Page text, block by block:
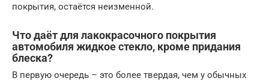
покрытия, остаётся неизменной.
Что даёт для лакокрасочного покрытия
автомобиля жидкое стекло, кроме придания
блеска?
В первую очередь – это более твердая, чем у обычных